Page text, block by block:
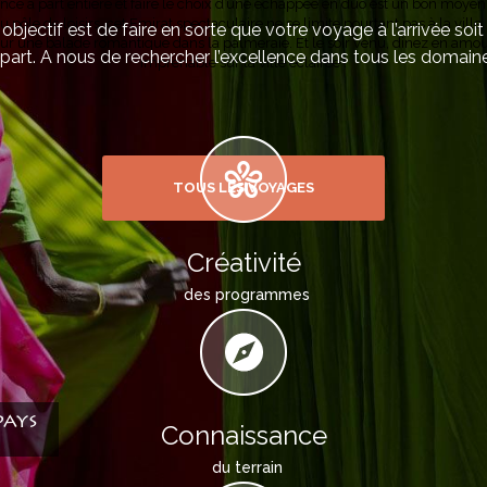
à part entière et faire le choix d’une échappée en duo est un bon
pôle de loisirs, cet Emirat spectaculaire ne se limite pourtant pas à la ville.
une balade romantique dans la palmeraie. Et le soir venu, dinez en
imprenable sur la ville éclairée !
TOUS LES VOYAGES
est de faire en sorte que votre voyage à l’arrivée
A nous de rechercher l’excellence dans tous les
Créativité
des programmes
Connaissance
du terrain